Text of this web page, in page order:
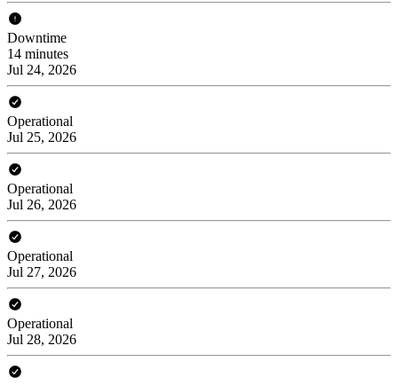
Downtime
14 minutes
Jul 24, 2026
Operational
Jul 25, 2026
Operational
Jul 26, 2026
Operational
Jul 27, 2026
Operational
Jul 28, 2026